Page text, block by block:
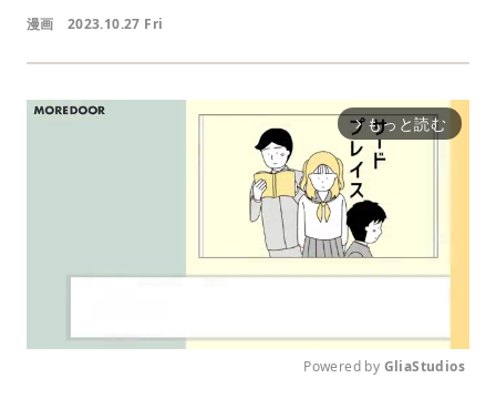
漫画 2023.10.27 Fri
arrow_forward_ios もっと読む
Powered by GliaStudios